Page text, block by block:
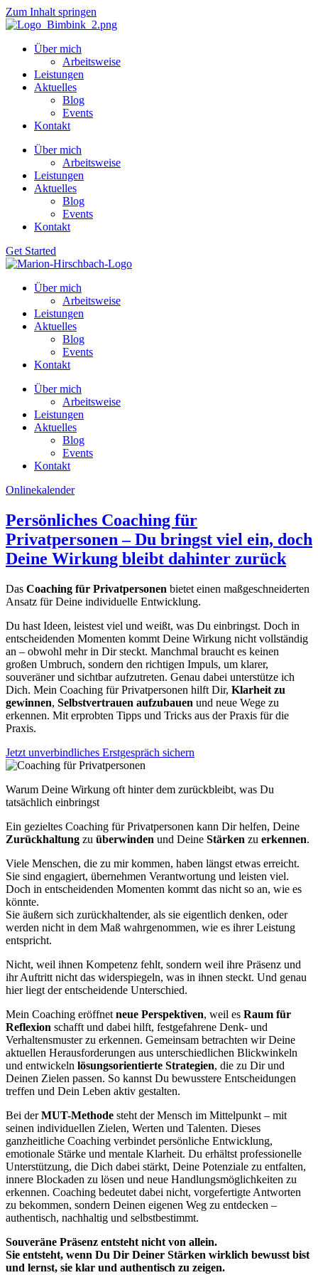
Zum Inhalt springen
Über mich
Arbeitsweise
Leistungen
Aktuelles
Blog
Events
Kontakt
Über mich
Arbeitsweise
Leistungen
Aktuelles
Blog
Events
Kontakt
Get Started
Über mich
Arbeitsweise
Leistungen
Aktuelles
Blog
Events
Kontakt
Über mich
Arbeitsweise
Leistungen
Aktuelles
Blog
Events
Kontakt
Onlinekalender
Persönliches Coaching für
Privatpersonen – Du bringst viel ein, doch
Deine Wirkung bleibt dahinter zurück
Das Coaching für Privatpersonen bietet einen maßgeschneiderten
Ansatz für Deine individuelle Entwicklung.
Du hast Ideen, leistest viel und weißt, was Du einbringst. Doch in
entscheidenden Momenten kommt Deine Wirkung nicht vollständig
an – obwohl mehr in Dir steckt. Manchmal braucht es keinen
großen Umbruch, sondern den richtigen Impuls, um klarer,
souveräner und sichtbar aufzutreten. Genau dabei unterstütze ich
Dich. Mein Coaching für Privatpersonen hilft Dir, Klarheit zu
gewinnen, Selbstvertrauen aufzubauen und neue Wege zu
erkennen. Mit erprobten Tipps und Tricks aus der Praxis für die
Praxis.
Jetzt unverbindliches Erstgespräch sichern
Warum Deine Wirkung oft hinter dem zurückbleibt, was Du
tatsächlich einbringst
Ein gezieltes Coaching für Privatpersonen kann Dir helfen, Deine
Zurückhaltung zu überwinden und Deine Stärken zu erkennen.
Viele Menschen, die zu mir kommen, haben längst etwas erreicht.
Sie sind engagiert, übernehmen Verantwortung und leisten viel.
Doch in entscheidenden Momenten kommt das nicht so an, wie es
könnte.
Sie äußern sich zurückhaltender, als sie eigentlich denken, oder
werden nicht in dem Maß wahrgenommen, wie es ihrer Leistung
entspricht.
Nicht, weil ihnen Kompetenz fehlt, sondern weil ihre Präsenz und
ihr Auftritt nicht das widerspiegeln, was in ihnen steckt. Und genau
hier liegt der entscheidende Unterschied.
Mein Coaching eröffnet neue Perspektiven, weil es Raum für
Reflexion schafft und dabei hilft, festgefahrene Denk- und
Verhaltensmuster zu erkennen. Gemeinsam betrachten wir Deine
aktuellen Herausforderungen aus unterschiedlichen Blickwinkeln
und entwickeln lösungsorientierte Strategien, die zu Dir und
Deinen Zielen passen. So kannst Du bewusstere Entscheidungen
treffen und Dein Leben aktiv gestalten.
Bei derMUT-Methode steht der Mensch im Mittelpunkt – mit
seinen individuellen Zielen, Werten und Talenten. Dieses
ganzheitliche Coaching verbindet persönliche Entwicklung,
emotionale Stärke und mentale Klarheit. Du erhältst professionelle
Unterstützung, die Dich dabei stärkt, Deine Potenziale zu entfalten,
innere Blockaden zu lösen und neue Handlungsmöglichkeiten zu
erkennen. Coaching bedeutet dabei nicht, vorgefertigte Antworten
zu bekommen, sondern Deinen eigenen Weg zu entdecken –
authentisch, nachhaltig und selbstbestimmt.
Souveräne Präsenz entsteht nicht von allein.
Sie entsteht, wenn Du Dir Deiner Stärken wirklich bewusst bist
und lernst, sie klar und authentisch zu zeigen.